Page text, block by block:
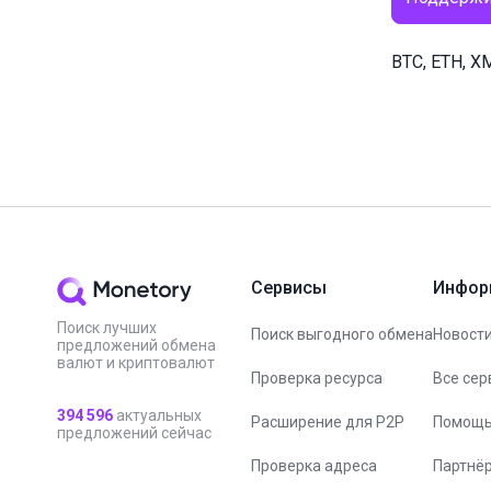
BTC, ETH,
Поиск лучших
предложений обмена
валют и криптовалют
394 596 актуальных
предложений сейчас
Сервисы
Поиск выгодного обмена
Проверка ресурса
Расширение для P2P
Проверка адреса
Все